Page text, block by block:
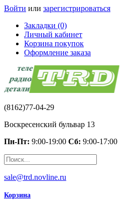
Войти или зарегистрироваться
Закладки (0)
Личный кабинет
Корзина покупок
Оформление заказа
(8162)77-04-29
Воскресенский бульвар 13
Пн-Пт: 9:00-19:00 Сб: 9:00-17:00
sale@trd.novline.ru
Корзина